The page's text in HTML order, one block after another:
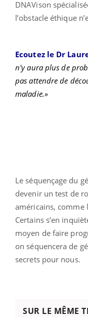
DNAVison
l’obstacle éthique
Ecoutez le Dr
n'y aura plus de
pas attendre de
maladie.»
Le séquençage du
devenir un test de
américains, comme
Certains s’en
moyen de faire
on séquencera de
secrets pour nous.
SUR LE MÊME